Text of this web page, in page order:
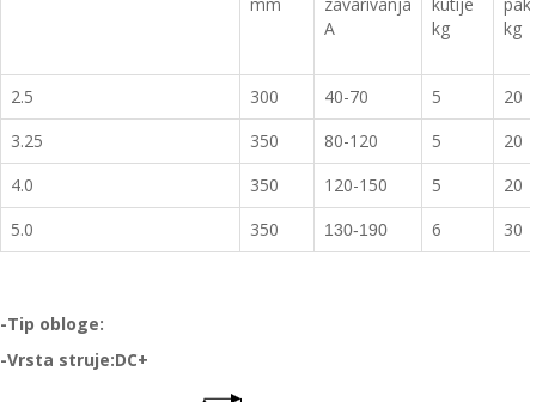
A
kg
kg
2.5 300 40-70 5
20
3.25
350 80-120 5
20
4.0
350 120-150 5
20
5.0
350 130-190 6 30
-Tip obloge:
-Vrsta struje:DC+